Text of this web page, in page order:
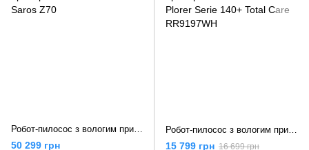
50 299 грн 15 799 грн 16 699 грн